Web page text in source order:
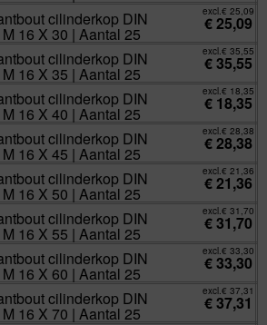
cilinderkop DIN
16 X 30 | Aantal 25
excl.€ 25,09
€25,09
cilinderkop DIN
16 X 35 | Aantal 25
excl.€ 35,55
€35,55
cilinderkop DIN
16 X 40 | Aantal 25
excl.€ 18,35
€ 18,35
cilinderkop DIN
16 X 45 | Aantal 25
excl.€ 28,38
€28,38
cilinderkop DIN
16 X 50 | Aantal 25
excl.€ 21,36
€21,36
cilinderkop DIN
16 X 55 | Aantal 25
excl.€ 31,70
€31,70
cilinderkop DIN
16 X 60 | Aantal 25
excl.€ 33,30
€33,30
cilinderkop DIN
16 X 70 | Aantal 25
excl.€ 37,31
€37,31